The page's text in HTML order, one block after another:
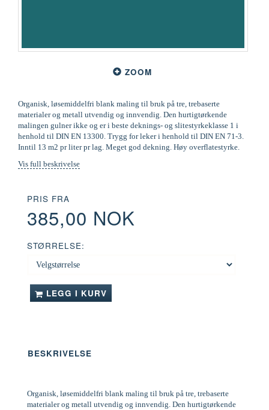
ZOOM
Organisk, løsemiddelfri blank maling til bruk på tre, trebaserte
materialer og metall utvendig og innvendig. Den hurtigtørkende
malingen gulner ikke og er i beste deknings- og slitestyrkeklasse 1 i
henhold til DIN EN 13300. Trygg for leker i henhold til DIN EN 71-3.
Inntil 13 m2 pr liter pr lag. Meget god dekning. Høy overflatestyrke.
Vis full beskrivelse
PRIS FRA
385,00 NOK
STØRRELSE:
LEGG I KURV
BESKRIVELSE
Organisk, løsemiddelfri blank maling til bruk på tre, trebaserte
materialer og metall utvendig og innvendig. Den hurtigtørkende